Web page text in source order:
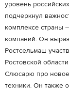
уровень
подчеркнул
комплексе страны
компаний. Он
Ростсельмаш
Ростовской
Слюсарю про
техники. Он также